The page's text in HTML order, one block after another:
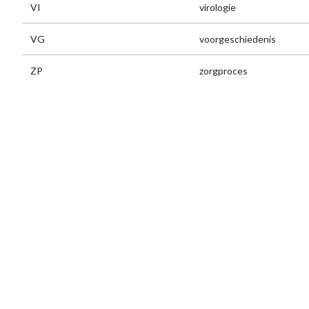
VI virologie
VG voorgeschiedenis
ZP zorgproces